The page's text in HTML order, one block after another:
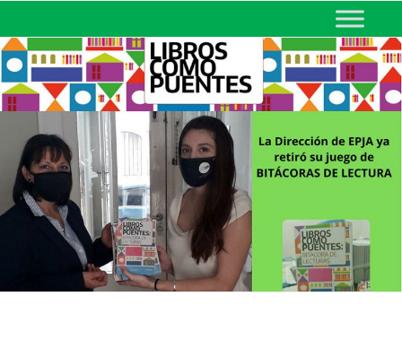
MINISTERIO DE EDUCACIÓN
DE CORRIENTES